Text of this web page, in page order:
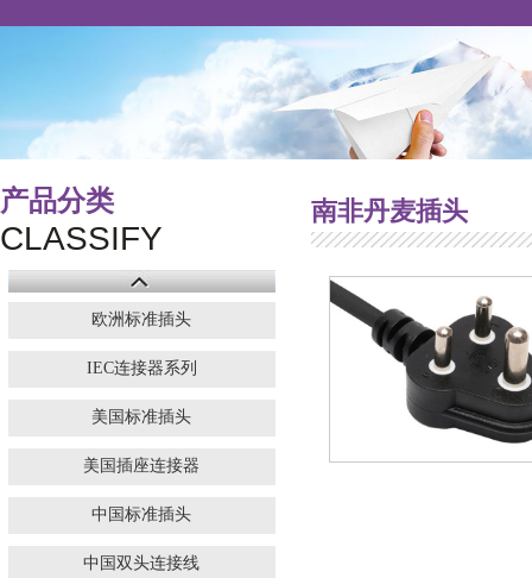
产品分类
CLASSIFY
欧洲标准插头
IEC连接器系列
美国标准插头
美国插座连接器
中国标准插头
中国双头连接线
南非丹麦插头